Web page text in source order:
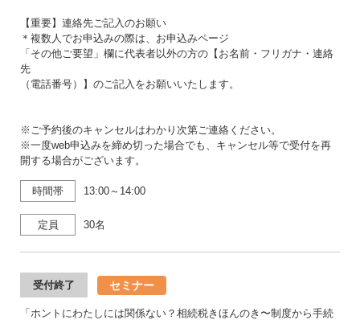
【重要】連絡先ご記入のお願い
＊複数人でお申込みの際は、お申込みページ
「その他ご要望」欄に代表者以外の方の【お名前・フリガナ・連絡
先
（電話番号）】のご記入をお願いいたします。
※ご予約後のキャンセルはわかり次第ご連絡ください。
※一度web申込みを締め切った場合でも、キャンセル等で受付を再
開する場合がございます。
時間帯 13:00～14:00
定員 30名
受付終了 セミナー
「ホントにわたしには関係ない？相続税きほんのき〜制度から手続